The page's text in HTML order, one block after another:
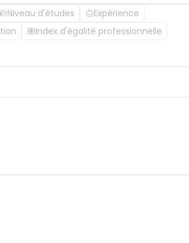
Niveau d'études Expérience
Index d'égalité professionnelle